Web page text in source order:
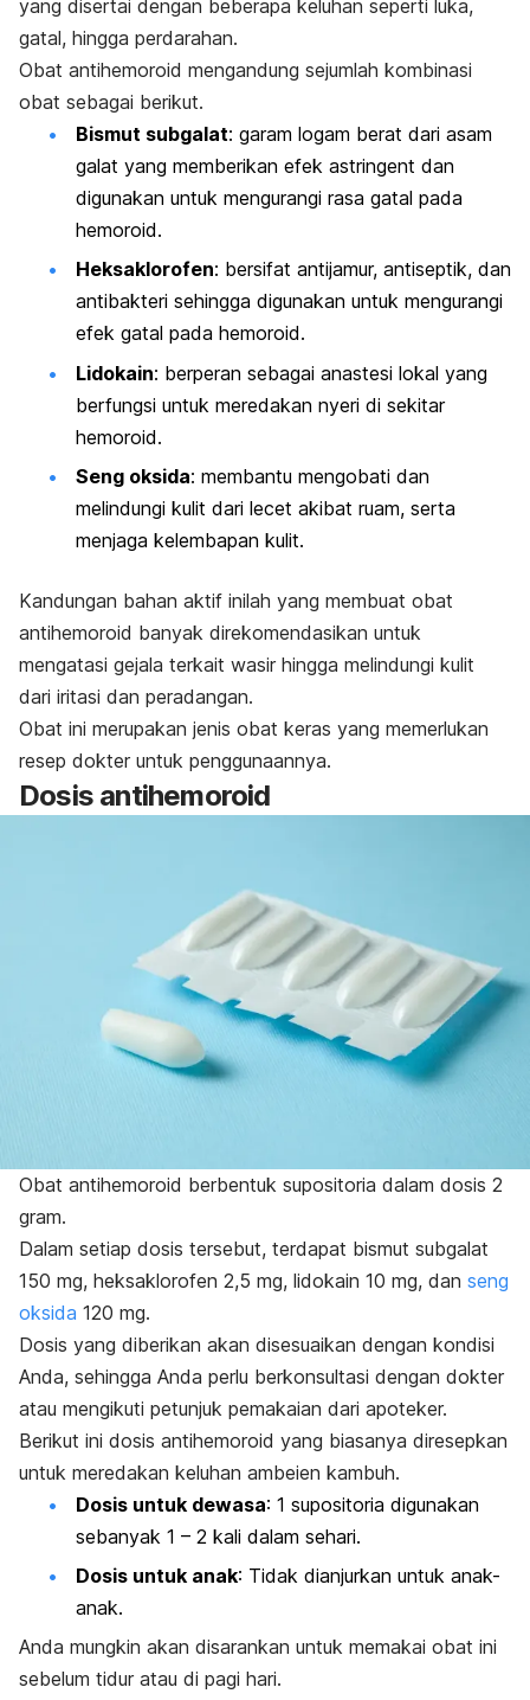
yang disertai dengan beberapa keluhan seperti luka,
gatal, hingga perdarahan.
Obat antihemoroid mengandung sejumlah kombinasi
obat sebagai berikut.
Bismut subgalat: garam logam berat dari asam
galat yang memberikan efek astringent dan
digunakan untuk mengurangi rasa gatal pada
hemoroid.
Heksaklorofen: bersifat antijamur, antiseptik, dan
antibakteri sehingga digunakan untuk mengurangi
efek gatal pada hemoroid.
Lidokain: berperan sebagai anastesi lokal yang
berfungsi untuk meredakan nyeri di sekitar
hemoroid.
Seng oksida: membantu mengobati dan
melindungi kulit dari lecet akibat ruam, serta
menjaga kelembapan kulit.
Kandungan bahan aktif inilah yang membuat obat
antihemoroid banyak direkomendasikan untuk
mengatasi gejala terkait wasir hingga melindungi kulit
dari iritasi dan peradangan.
Obat ini merupakan jenis obat keras yang memerlukan
resep dokter untuk penggunaannya.
Dosis antihemoroid
Obat antihemoroid berbentuk supositoria dalam dosis 2
gram.
Dalam setiap dosis tersebut, terdapat bismut subgalat
150 mg, heksaklorofen 2,5 mg, lidokain 10 mg, dan seng
oksida 120 mg.
Dosis yang diberikan akan disesuaikan dengan kondisi
Anda, sehingga Anda perlu berkonsultasi dengan dokter
atau mengikuti petunjuk pemakaian dari apoteker.
Berikut ini dosis antihemoroid yang biasanya diresepkan
untuk meredakan keluhan ambeien kambuh.
Dosis untuk dewasa: 1 supositoria digunakan
sebanyak 1 – 2 kali dalam sehari.
Dosis untuk anak: Tidak dianjurkan untuk anak-
anak.
Anda mungkin akan disarankan untuk memakai obat ini
sebelum tidur atau di pagi hari.